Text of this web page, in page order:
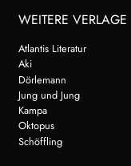
WEITERE VERLAGE
Atlantis Literatur
Aki
Dörlemann
Jung und Jung
Kampa
Oktopus
Schöffling